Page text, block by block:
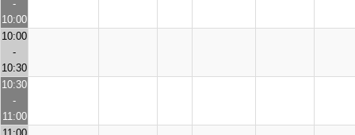
-
10:00
10:00
-
10:30
10:30
-
11:00